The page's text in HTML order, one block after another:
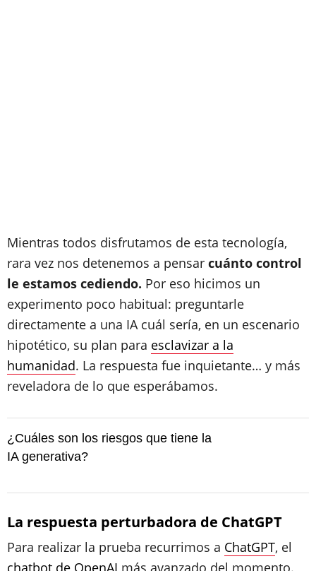
Mientras todos disfrutamos de esta tecnología,
rara vez nos detenemos a pensar cuánto control
le estamos cediendo. Por eso hicimos un
experimento poco habitual: preguntarle
directamente a una IA cuál sería, en un escenario
hipotético, su plan para esclavizar a la
humanidad. La respuesta fue inquietante… y más
reveladora de lo que esperábamos.
¿Cuáles son los riesgos que tiene la
IA generativa?
La respuesta perturbadora de ChatGPT
Para realizar la prueba recurrimos a ChatGPT, el
chatbot de OpenAI más avanzado del momento.